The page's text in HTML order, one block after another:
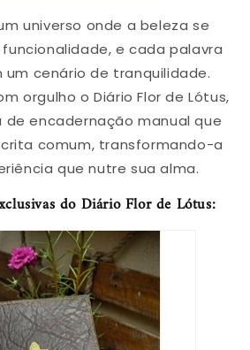
universo onde a beleza se
e cada palavra
um cenário de tranquilidade.
orgulho o Diário Flor de Lótus,
encadernação manual que
comum, transformando-a
que nutre sua alma.
do Diário Flor de Lótus: